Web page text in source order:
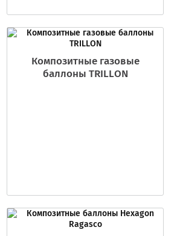
Композитные газовые
баллоны TRILLON